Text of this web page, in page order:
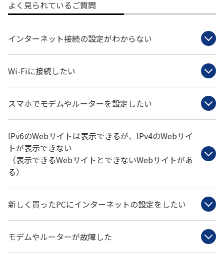
工事・故障情報
各種ダウンロード
お問い合わせ
お知らせ サポートサイトの使い方
NTTドコモビジネスのお客さ
まはこちら
工事・故障情報通知
サービス
よく見られているご質問
インターネット接続の設定がわからない
Wi-Fiに接続したい
スマホでモデムやルーターを設定したい
IPv6のWebサイトは表示できるが、IPv4のWebサイ
トが表示できない
（表示できるWebサイトとできないWebサイトがあ
る）
新しく買ったPCにインターネットの設定をしたい
モデムやルーターが故障した